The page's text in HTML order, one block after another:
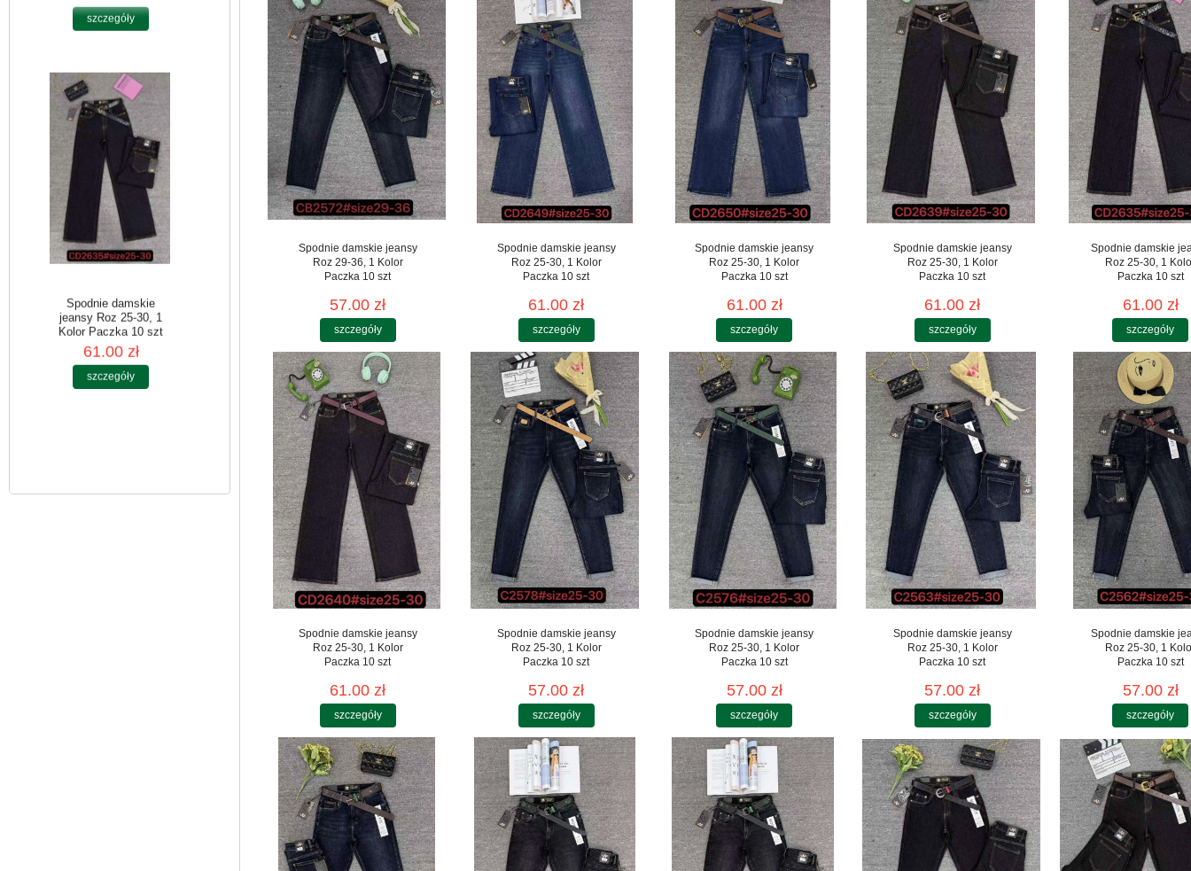
Spodnie damskie
jeansy Roz 25-30, 1
szczegóły
Spodnie damskie
jeansy Roz 25-30, 1
Spodnie damskie jeansy
Roz 29-36, 1 Kolor
Paczka 10 szt
57.00 zł
szczegóły
Spodnie damskie jeansy
Roz 25-30, 1 Kolor
Paczka 10 szt
61.00 zł
szczegóły
Spodnie damskie jeansy
Roz 25-30, 1 Kolor
Paczka 10 szt
61.00 zł
szczegóły
Spodnie damskie jeansy
Roz 25-30, 1 Kolor
Paczka 10 szt
61.00 zł
szczegóły
Spodnie damskie
Roz 25-30, 1
Paczka 10 szt
61.00 zł
szczegóły
Spodnie damskie jeansy
Roz 25-30, 1 Kolor
Paczka 10 szt
61.00 zł
szczegóły
Spodnie damskie jeansy
Roz 25-30, 1 Kolor
Paczka 10 szt
57.00 zł
szczegóły
Spodnie damskie jeansy
Roz 25-30, 1 Kolor
Paczka 10 szt
57.00 zł
szczegóły
Spodnie damskie jeansy
Roz 25-30, 1 Kolor
Paczka 10 szt
57.00 zł
szczegóły
Spodnie damskie
Roz 25-30, 1
Paczka 10 szt
57.00 zł
szczegóły